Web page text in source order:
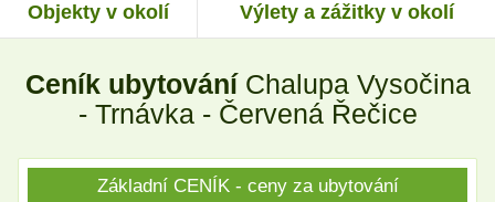
Objekty v okolí Výlety a zážitky v okolí
Ceník ubytování Chalupa Vysočina
- Trnávka - Červená Řečice
Základní CENÍK - ceny za ubytování